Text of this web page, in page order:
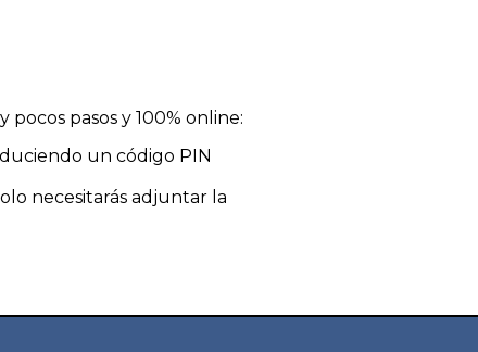
pasos y 100% online:
un código PIN
necesitarás adjuntar la